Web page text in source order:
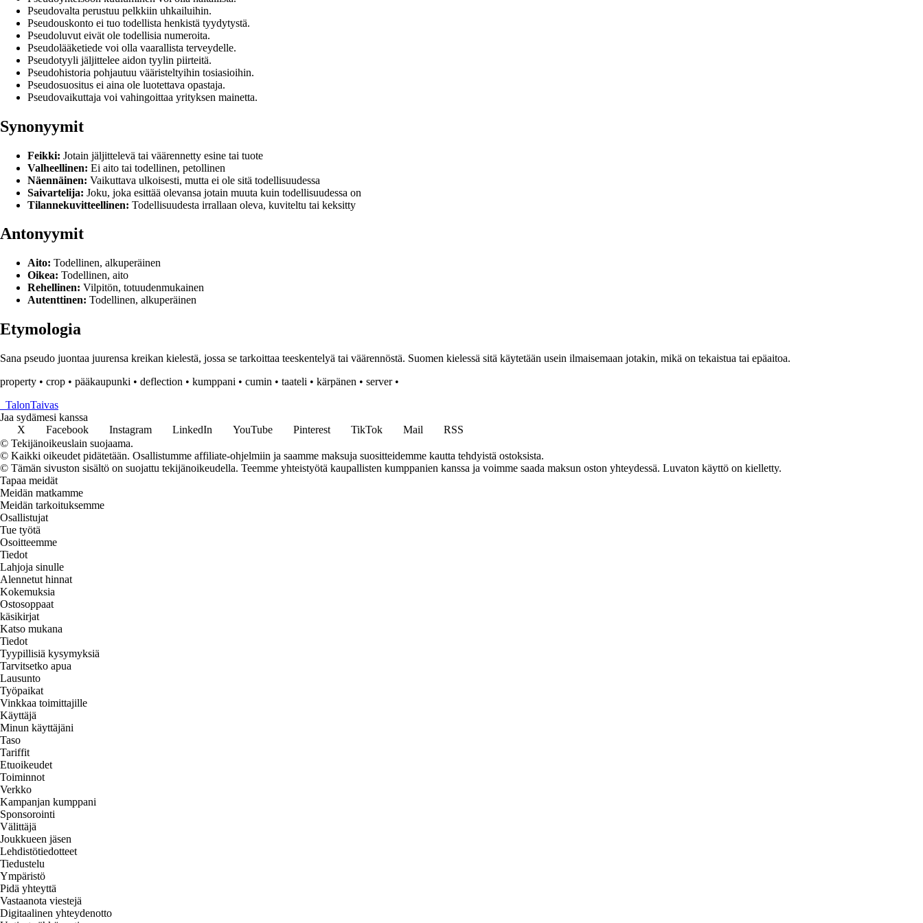
Pseudovalta perustuu pelkkiin uhkailuihin.
Pseudouskonto ei tuo todellista henkistä tyydytystä.
Pseudoluvut eivät ole todellisia numeroita.
Pseudolääketiede voi olla vaarallista terveydelle.
Pseudotyyli jäljittelee aidon tyylin piirteitä.
Pseudohistoria pohjautuu vääristeltyihin tosiasioihin.
Pseudosuositus ei aina ole luotettava opastaja.
Pseudovaikuttaja voi vahingoittaa yrityksen mainetta.
Synonyymit
Feikki: Jotain jäljittelevä tai väärennetty esine tai tuote
Valheellinen: Ei aito tai todellinen, petollinen
Näennäinen: Vaikuttava ulkoisesti, mutta ei ole sitä todellisuudessa
Saivartelija: Joku, joka esittää olevansa jotain muuta kuin todellisuudessa on
Tilannekuvitteellinen: Todellisuudesta irrallaan oleva, kuviteltu tai keksitty
Antonyymit
Aito: Todellinen, alkuperäinen
Oikea: Todellinen, aito
Rehellinen: Vilpitön, totuudenmukainen
Autenttinen: Todellinen, alkuperäinen
Etymologia
Sana pseudo juontaa juurensa kreikan kielestä, jossa se tarkoittaa teeskentelyä tai väärennöstä. Suomen kielessä sitä käytetään usein ilmaisemaan jotakin, mikä on tekaistua tai epäaitoa.
property • crop • pääkaupunki • deflection • kumppani • cumin • taateli • kärpänen • server•
TalonTaivas
Jaa sydämesi kanssa
X
Facebook Instagram LinkedIn YouTube Pinterest TikTok Mail
RSS
© Tekijänoikeuslain suojaama.
© Kaikki oikeudet pidätetään. Osallistumme affiliate-ohjelmiin ja saamme maksuja suositteidemme kautta tehdyistä ostoksista.
© Tämän sivuston sisältö on suojattu tekijänoikeudella. Teemme yhteistyötä kaupallisten kumppanien kanssa ja voimme saada maksun oston yhteydessä. Luvaton käyttö on kielletty.
Tapaa meidät
Meidän matkamme
Meidän tarkoituksemme
Osallistujat
Tue työtä
Osoitteemme
Tiedot
Lahjoja sinulle
Alennetut hinnat
Kokemuksia
Ostosoppaat
käsikirjat
Katso mukana
Tiedot
Tyypillisiä kysymyksiä
Tarvitsetko apua
Lausunto
Työpaikat
Vinkkaa toimittajille
Käyttäjä
Minun käyttäjäni
Taso
Tariffit
Etuoikeudet
Toiminnot
Verkko
Kampanjan kumppani
Sponsorointi
Välittäjä
Joukkueen jäsen
Lehdistötiedotteet
Tiedustelu
Ympäristö
Pidä yhteyttä
Vastaanota viestejä
Digitaalinen yhteydenotto